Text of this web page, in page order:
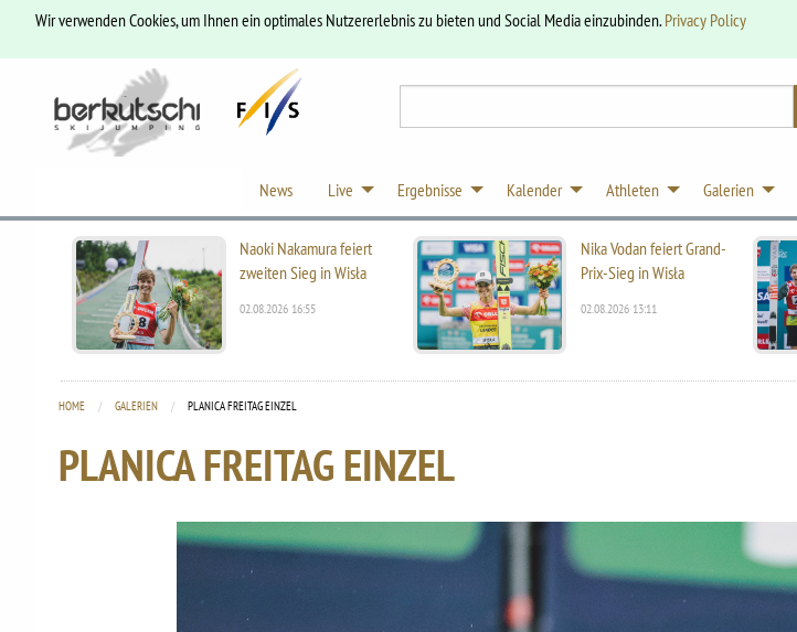
Wir verwenden Cookies, um Ihnen ein optimales Nutzererlebnis zu bieten und Social Media einzubinden.Privacy Policy
News Live Ergebnisse Kalender Athleten Galerien
Naoki Nakamura feiert
zweiten Sieg in Wisła
02.08.2026 16:55
Nika Vodan feiert Grand-
Prix-Sieg in Wisła
02.08.2026 13:11
HOME GALERIEN CURRENT:
PLANICA FREITAG EINZEL
PLANICA FREITAG EINZEL